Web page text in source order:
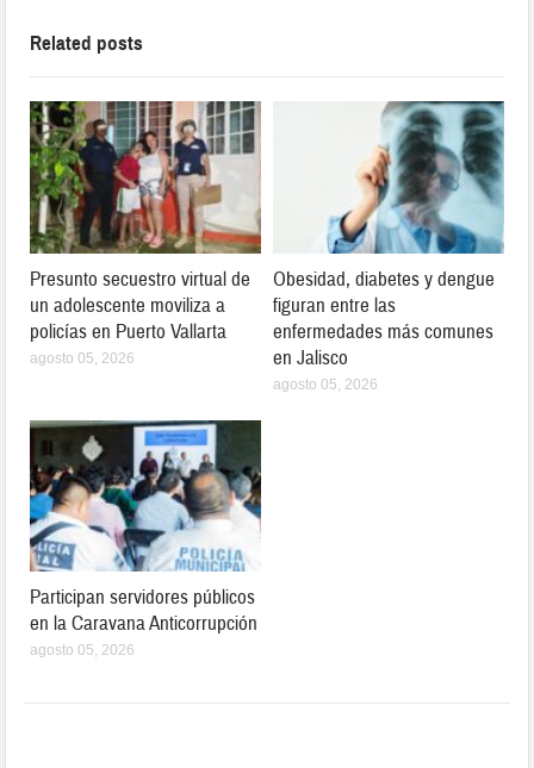
Related posts
Presunto secuestro virtual de
un adolescente moviliza a
policías en Puerto Vallarta
agosto 05, 2026
Obesidad, diabetes y dengue
figuran entre las
enfermedades más comunes
en Jalisco
agosto 05, 2026
Participan servidores públicos
en la Caravana Anticorrupción
agosto 05, 2026